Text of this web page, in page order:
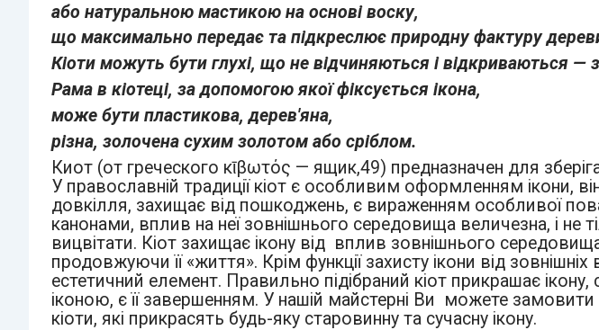
або натуральною мастикою на основі воску,
що максимально передає та підкреслює природну фактуру
Кіоти можуть бути глухі, що не відчиняються і відкриваються —
Рама в кіотеці, за допомогою якої фіксується ікона,
може бути пластикова, дерев'яна,
різна, золочена сухим золотом або сріблом.
Киот (от греческого κῑβωτός — ящик,49) предназначен для
У православній традиції кіот є особливим оформленням ікони,
довкілля, захищає від пошкоджень, є вираженням особливої
канонами, вплив на неї зовнішнього середовища величезна, і не
вицвітати. Кіот захищає ікону від вплив зовнішнього
продовжуючи її «життя». Крім функції захисту ікони від
естетичний елемент. Правильно підібраний кіот прикрашає
іконою, є її завершенням. У нашій майстерні Ви можете
кіоти, які прикрасять будь-яку старовинну та сучасну ікону.